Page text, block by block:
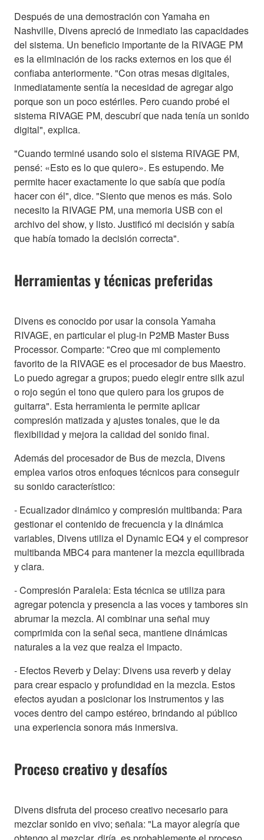
Después de una demostración con Yamaha en
Nashville, Divens apreció de inmediato las capacidades
del sistema. Un beneficio importante de la RIVAGE PM
es la eliminación de los racks externos en los que él
confiaba anteriormente. "Con otras mesas digitales,
inmediatamente sentía la necesidad de agregar algo
porque son un poco estériles. Pero cuando probé el
sistema RIVAGE PM, descubrí que nada tenía un sonido
digital", explica.
"Cuando terminé usando solo el sistema RIVAGE PM,
pensé: «Esto es lo que quiero». Es estupendo. Me
permite hacer exactamente lo que sabía que podía
hacer con él", dice. "Siento que menos es más. Solo
necesito la RIVAGE PM, una memoria USB con el
archivo del show, y listo. Justificó mi decisión y sabía
que había tomado la decisión correcta".
Herramientas y técnicas preferidas
Divens es conocido por usar la consola Yamaha
RIVAGE, en particular el plug-in P2MB Master Buss
Processor. Comparte: "Creo que mi complemento
favorito de la RIVAGE es el procesador de bus Maestro.
Lo puedo agregar a grupos; puedo elegir entre silk azul
o rojo según el tono que quiero para los grupos de
guitarra". Esta herramienta le permite aplicar
compresión matizada y ajustes tonales, que le da
flexibilidad y mejora la calidad del sonido final.
Además del procesador de Bus de mezcla, Divens
emplea varios otros enfoques técnicos para conseguir
su sonido característico:
- Ecualizador dinámico y compresión multibanda: Para
gestionar el contenido de frecuencia y la dinámica
variables, Divens utiliza el Dynamic EQ4 y el compresor
multibanda MBC4 para mantener la mezcla equilibrada
y clara.
- Compresión Paralela: Esta técnica se utiliza para
agregar potencia y presencia a las voces y tambores sin
abrumar la mezcla. Al combinar una señal muy
comprimida con la señal seca, mantiene dinámicas
naturales a la vez que realza el impacto.
- Efectos Reverb y Delay: Divens usa reverb y delay
para crear espacio y profundidad en la mezcla. Estos
efectos ayudan a posicionar los instrumentos y las
voces dentro del campo estéreo, brindando al público
una experiencia sonora más inmersiva.
Proceso creativo y desafíos
Divens disfruta del proceso creativo necesario para
mezclar sonido en vivo; señala: "La mayor alegría que